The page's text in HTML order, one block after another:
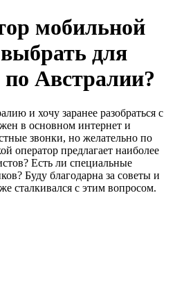
мобильной
для
Австралии?
и хочу заранее разобраться с
в основном интернет и
звонки, но желательно по
оператор предлагает наиболее
Есть ли специальные
Буду благодарна за советы и
сталкивался с этим вопросом.